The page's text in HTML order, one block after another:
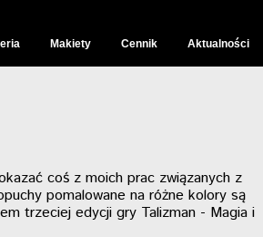
of the Rings
figurek
Tactics
Planszowe
Makiety Cennik Aktualności
coś z moich prac związanych z
pomalowane na różne kolory są
trzeciej edycji gry Talizman - Magia i